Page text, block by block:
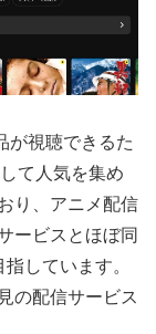
が視聴できるた
て人気を集め
り、アニメ配信
ービスとほぼ同
しています。
の配信サービス